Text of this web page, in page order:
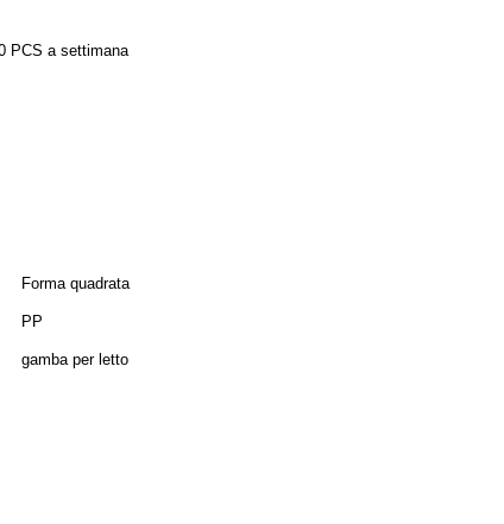
PCS a settimana
Forma quadrata
PP
gamba per letto